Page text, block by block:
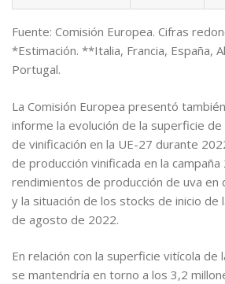
Fuente: Comisión Europea. Cifras
*Estimación. **Italia, Francia, España,
Portugal.
La Comisión Europea presentó
informe la evolución de la superficie
de vinificación en la UE-27 durante
de producción vinificada en la
rendimientos de producción de uva en
y la situación de los stocks de inicio de
de agosto de 2022.
En relación con la superficie vitícola de
se mantendría en torno a los 3,2